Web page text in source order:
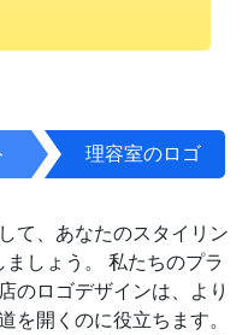
理容室のロゴ
て、あなたのスタイリン
しょう。 私たちのプラ
のロゴデザインは、より
を開くのに役立ちます。